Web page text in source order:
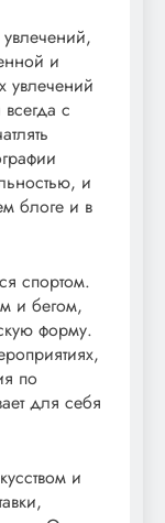
и
увлечений
с
и
блоге и в
спортом.
и бегом,
форму.
по
для себя
и